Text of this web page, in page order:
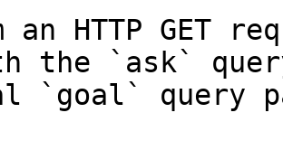
an HTTP GET
the `ask`
`goal` query